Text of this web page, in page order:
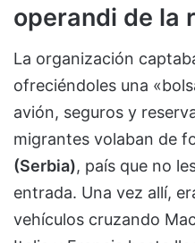
operandi de la
La organización
ofreciéndoles una
avión, seguros y
migrantes volaban de
(Serbia), país que no
entrada. Una vez allí,
vehículos cruzando